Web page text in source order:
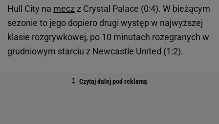
Hull City na mecz z Crystal Palace (0:4). W bieżącym
sezonie to jego dopiero drugi występ w najwyższej
klasie rozgrywkowej, po 10 minutach rozegranych w
grudniowym starciu z Newcastle United (1:2).